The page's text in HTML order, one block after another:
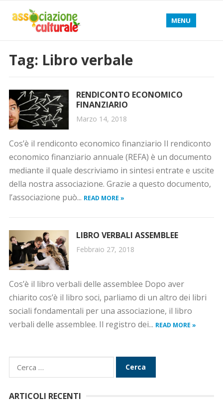
MENU
Tag: Libro verbale
RENDICONTO ECONOMICO
FINANZIARIO
Marzo 14, 2018
Cos’è il rendiconto economico finanziario Il rendiconto
economico finanziario annuale (REFA) è un documento
mediante il quale descriviamo in sintesi entrate e uscite
della nostra associazione. Grazie a questo documento,
l’associazione può... READ MORE »
LIBRO VERBALI ASSEMBLEE
Febbraio 27, 2018
Cos’è il libro verbali delle assemblee Dopo aver
chiarito cos’è il libro soci, parliamo di un altro dei libri
sociali fondamentali per una associazione, il libro
verbali delle assemblee. Il registro dei... READ MORE »
i
ARTICOLI RECENTI